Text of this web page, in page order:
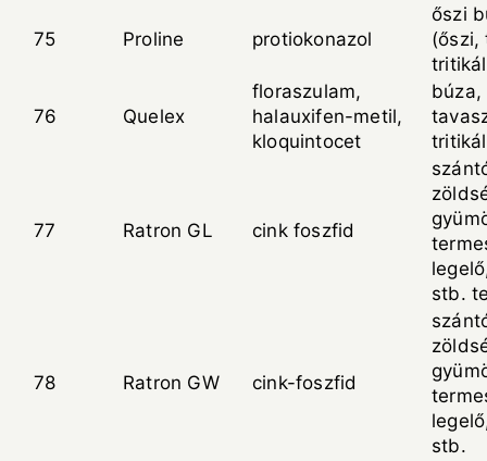
75 Proline protiokonazol
őszi
(őszi,
76 Quelex
floraszulam,
halauxifen-metil,
kloquintocet
búza,
77 Ratron GL cink foszfid
stb.
78 Ratron GW cink-foszfid
stb.